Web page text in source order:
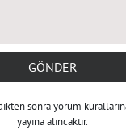
GÖNDER
sonrayorum kuralları
yayına alıncaktır.